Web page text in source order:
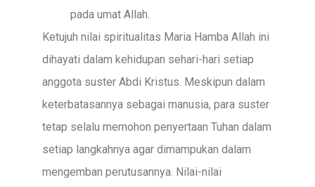
pada umat Allah.
Ketujuh nilai spiritualitas Maria Hamba Allah ini
dihayati dalam kehidupan sehari-hari setiap
anggota suster Abdi Kristus. Meskipun dalam
keterbatasannya sebagai manusia, para suster
tetap selalu memohon penyertaan Tuhan dalam
setiap langkahnya agar dimampukan dalam
mengemban perutusannya. Nilai-nilai